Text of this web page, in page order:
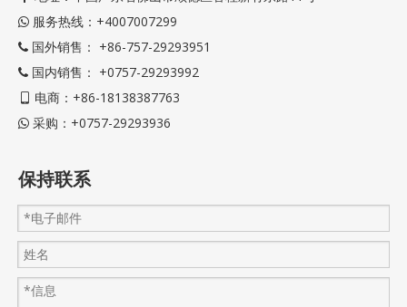
 服务热线：+4007007299
 国外销售： +86-757-29293951
 国内销售： +0757-29293992
 电商：+86-18138387763
 采购：+0757-29293936
保持联系